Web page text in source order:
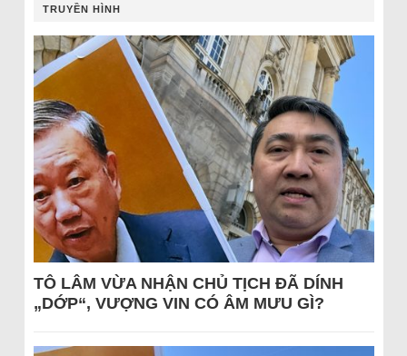
TRUYỀN HÌNH
TÔ LÂM VỪA NHẬN CHỦ TỊCH ĐÃ DÍNH
„DỚP“, VƯỢNG VIN CÓ ÂM MƯU GÌ?